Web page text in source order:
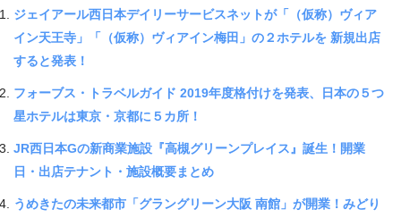
ジェイアール西日本デイリーサービスネットが「（仮称）ヴィア
イン天王寺」「（仮称）ヴィアイン梅田」の２ホテルを 新規出店
すると発表！
フォーブス・トラベルガイド 2019年度格付けを発表、日本の５つ
星ホテルは東京・京都に５カ所！
JR西日本Gの新商業施設『高槻グリーンプレイス』誕生！開業
日・出店テナント・施設概要まとめ
うめきたの未来都市「グラングリーン大阪 南館」が開業！みどり